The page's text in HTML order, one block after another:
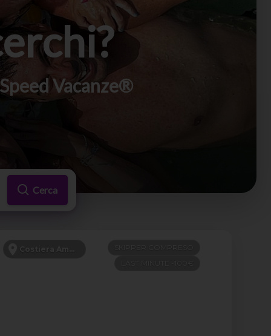
Vacanze®
Cerca
Costiera Amalfitana